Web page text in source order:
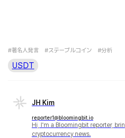
#著名人発言 #ステーブルコイン #分析
USDT
JH Kim
reporter1@bloomingbit.io
Hi, I'm a Bloomingbit reporter,
cryptocurrency news.